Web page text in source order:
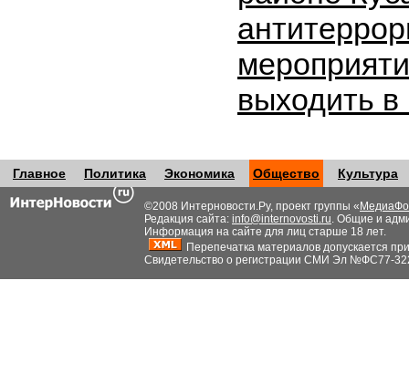
выходить
Главное Политика Экономика Общество Культура
©2008 Интерновости.Ру, проект группы «
Редакция сайта: info@internovosti.ru. Общие и
Информация на сайте для лиц старше 18 лет.
Перепечатка материалов допускается
Свидетельство о регистрации СМИ Эл №ФС77-